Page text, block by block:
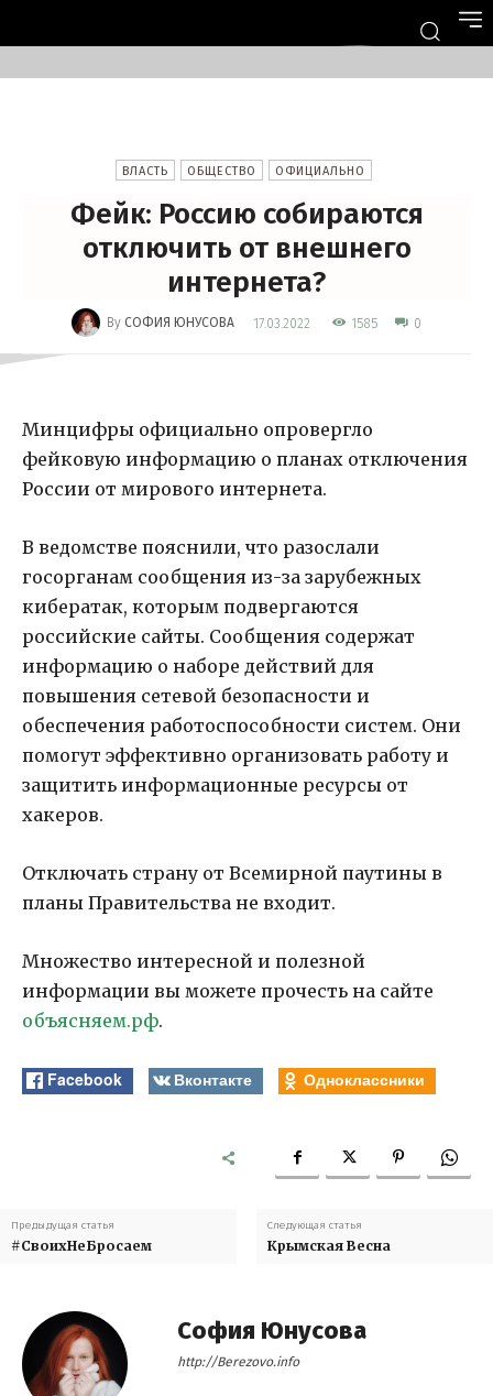
ВЛАСТЬ ОБЩЕСТВО ОФИЦИАЛЬНО
Фейк: Россию собираются
отключить от внешнего
интернета?
By СОФИЯ ЮНУСОВА 17.03.2022 1585 0
Минцифры официально опровергло
фейковую информацию о планах отключения
России от мирового интернета.
В ведомстве пояснили, что разослали
госорганам сообщения из-за зарубежных
кибератак, которым подвергаются
российские сайты. Сообщения содержат
информацию о наборе действий для
повышения сетевой безопасности и
обеспечения работоспособности систем. Они
помогут эффективно организовать работу и
защитить информационные ресурсы от
хакеров.
Отключать страну от Всемирной паутины в
планы Правительства не входит.
Множество интересной и полезной
информации вы можете прочесть на сайте
объясняем.рф.
Facebook Вконтакте Одноклассники
Предыдущая статья
#СвоихНеБросаем
Следующая статья
Крымская Весна
София Юнусова
http://Berezovo.info